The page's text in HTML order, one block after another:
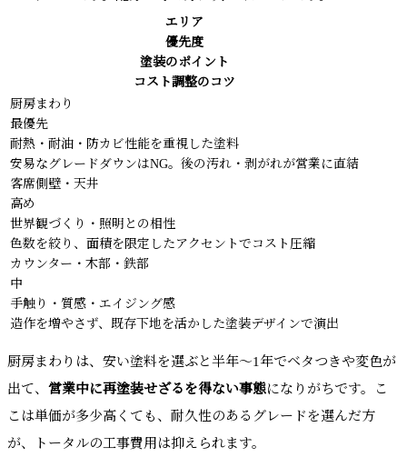
エリア
優先度
塗装のポイント
コスト調整のコツ
厨房まわり
最優先
耐熱・耐油・防カビ性能を重視した塗料
安易なグレードダウンはNG。後の汚れ・剥がれが営業に直結
客席側壁・天井
高め
世界観づくり・照明との相性
色数を絞り、面積を限定したアクセントでコスト圧縮
カウンター・木部・鉄部
中
手触り・質感・エイジング感
造作を増やさず、既存下地を活かした塗装デザインで演出
厨房まわりは、安い塗料を選ぶと半年〜1年でベタつきや変色が
出て、 営業中に再塗装せざるを得ない事態になりがちです。こ
こは単価が多少高くても、耐久性のあるグレードを選んだ方
が、トータルの工事費用は抑えられます。